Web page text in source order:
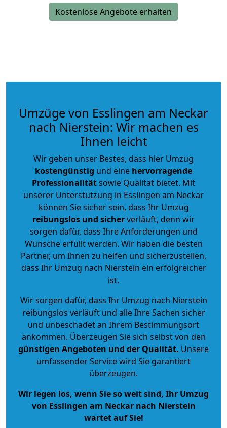
Kostenlose Angebote erhalten
Umzüge von Esslingen am Neckar
nach Nierstein: Wir machen es
Ihnen leicht
Wir geben unser Bestes, dass hier Umzug
kostengünstig und eine hervorragende
Professionalitätsowie Qualität bietet. Mit
unserer Unterstützung in Esslingen am Neckar
können Sie sicher sein, dass Ihr Umzug
reibungslos und sicherverläuft, denn wir
sorgen dafür, dass Ihre Anforderungen und
Wünsche erfüllt werden. Wir haben die besten
Partner, um Ihnen zu helfen und sicherzustellen,
dass Ihr Umzug nach Nierstein ein erfolgreicher
ist.
Wir sorgen dafür, dass Ihr Umzug nach Nierstein
reibungslos verläuft und alle Ihre Sachen sicher
und unbeschadet an Ihrem Bestimmungsort
ankommen. Überzeugen Sie sich selbst von den
günstigen Angeboten und der Qualität. Unsere
umfassender Service wird Sie garantiert
überzeugen.
Wir legen los, wenn Sie so weit sind, Ihr Umzug
von Esslingen am Neckar nach Nierstein
wartet auf Sie!